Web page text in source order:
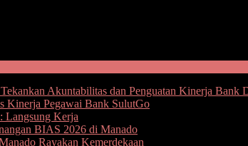
Akuntabilitas dan Penguatan Kinerja Bank
Kinerja Pegawai Bank SulutGo
Langsung Kerja
BIAS 2026 di Manado
Rayakan Kemerdekaan